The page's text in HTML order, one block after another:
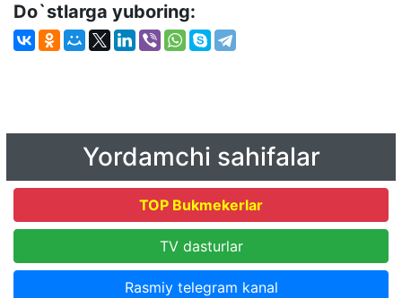
Do`stlarga yuboring:
Yordamchi sahifalar
TOP Bukmekerlar
TV dasturlar
Rasmiy telegram kanal